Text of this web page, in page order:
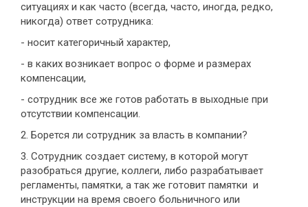
ситуациях и как часто (всегда, часто, иногда, редко,
никогда) ответ сотрудника:
- носит категоричный характер,
- в каких возникает вопрос о форме и размерах
компенсации,
- сотрудник все же готов работать в выходные при
отсутствии компенсации.
2. Борется ли сотрудник за власть в компании?
3. Сотрудник создает систему, в которой могут
разобраться другие, коллеги, либо разрабатывает
регламенты, памятки, а так же готовит памятки и
инструкции на время своего больничного или